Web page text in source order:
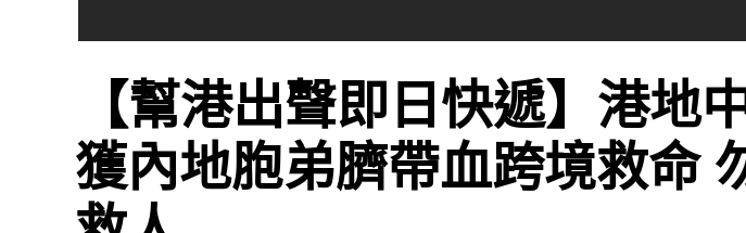
【幫港出聲即日快遞】港地
獲內地胞弟臍帶血跨境救命